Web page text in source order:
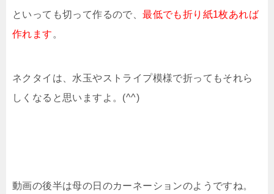
といっても切って作るので、最低でも折り紙1枚あれば
作れます 。
ネクタイは、水玉やストライプ模様で折ってもそれら
しくなると思いますよ。(^^)
動画の後半は母の日のカーネーションのようですね。